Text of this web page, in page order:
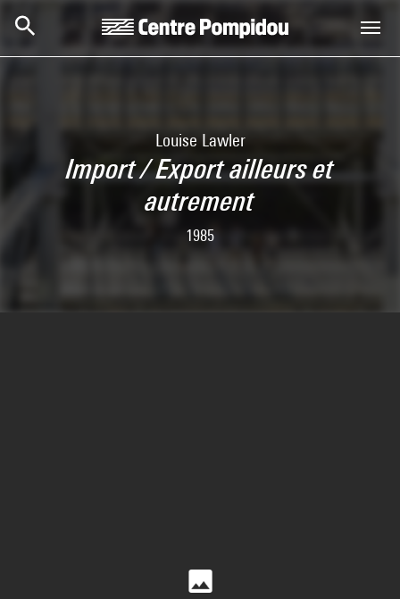
Louise Lawler
Import / Export ailleurs et
autrement
1985